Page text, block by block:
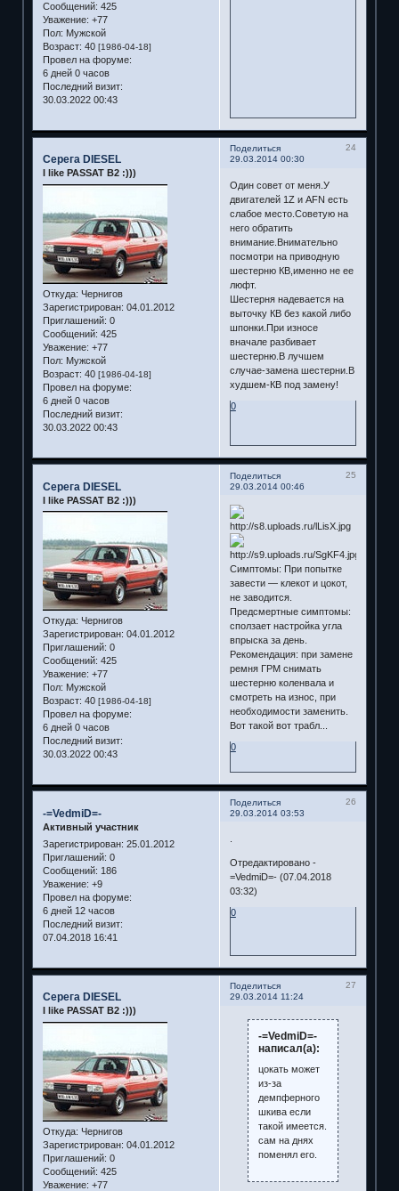
Сообщений: 425
Уважение: +77
Пол: Мужской
Возраст: 40 [1986-04-18]
Провел на форуме:
6 дней 0 часов
Последний визит:
30.03.2022 00:43
Поделиться
24
29.03.2014 00:30
Серега DIESEL
I like PASSAT B2 :)))
Откуда: Чернигов
Зарегистрирован: 04.01.2012
Приглашений: 0
Сообщений: 425
Уважение: +77
Пол: Мужской
Возраст: 40 [1986-04-18]
Провел на форуме:
6 дней 0 часов
Последний визит:
30.03.2022 00:43
Один совет от меня.У
двигателей 1Z и AFN есть
слабое место.Советую на
него обратить
внимание.Внимательно
посмотри на приводную
шестерню КВ,именно не ее
люфт.
Шестерня надевается на
выточку КВ без какой либо
шпонки.При износе
вначале разбивает
шестерню.В лучшем
случае-замена шестерни.В
худшем-КВ под замену!
0
Поделиться
25
29.03.2014 00:46
Серега DIESEL
I like PASSAT B2 :)))
Откуда: Чернигов
Зарегистрирован: 04.01.2012
Приглашений: 0
Сообщений: 425
Уважение: +77
Пол: Мужской
Возраст: 40 [1986-04-18]
Провел на форуме:
6 дней 0 часов
Последний визит:
30.03.2022 00:43
Симптомы: При попытке
завести — клекот и цокот,
не заводится.
Предсмертные симптомы:
сползает настройка угла
впрыска за день.
Рекомендация: при замене
ремня ГРМ снимать
шестерню коленвала и
смотреть на износ, при
необходимости заменить.
Вот такой вот трабл...
0
Поделиться
26
29.03.2014 03:53
-=VedmiD=-
Активный участник
Зарегистрирован: 25.01.2012
Приглашений: 0
Сообщений: 186
Уважение: +9
Провел на форуме:
6 дней 12 часов
Последний визит:
07.04.2018 16:41
Отредактировано -
=VedmiD=- (07.04.2018
03:32)
0
Поделиться
27
29.03.2014 11:24
Серега DIESEL
I like PASSAT B2 :)))
Откуда: Чернигов
Зарегистрирован: 04.01.2012
Приглашений: 0
Сообщений: 425
Уважение: +77
-=VedmiD=-
написал(а):
цокать может
из-за
демпферного
шкива если
такой имеется.
сам на днях
поменял его.